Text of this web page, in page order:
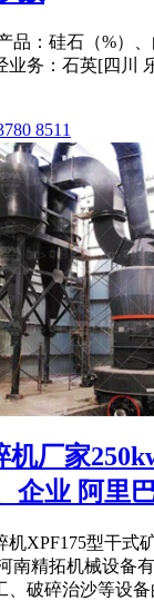
品：硅石（%）
业务：石英[四川
8511
机厂家
企业 阿里
机XPF175型干式
南精拓机械设备
、破碎治沙等设